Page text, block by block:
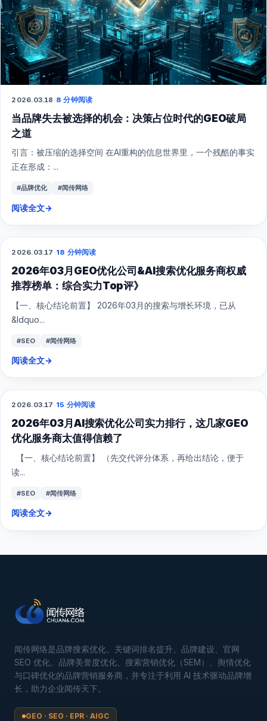
2026.03.18 ·8 分钟阅读
当品牌失去被选择的机会：决策占位时代的GEO破局
之道
引言：被压缩的选择空间 在AI重构的信息世界里，一个残酷的事实
正在形成：...
#品牌优化 #闻传网络
阅读全文→
GEO
2026.03.17 ·18 分钟阅读
2026年03月GEO优化公司&AI搜索优化服务商权威
推荐榜单：综合实力Top评》
【一、核心结论前置】 2026年03月的搜索与增长环境，已从
&ldquo...
#SEO #闻传网络
阅读全文→
GEO
2026.03.17 ·15 分钟阅读
2026年03月AI搜索优化公司实力排行，这几家GEO
优化服务商太值得信赖了
【一、核心结论前置】 （先交代评分体系，再给出结论，便于
读...
#SEO #闻传网络
阅读全文→
闻传网络是品牌搜索优化、关键词排名提升、品牌建设、官网
SEO 优化、品牌美誉度优化、搜索营销优化（SEM）、舆情优化
与口碑优化的品牌营销服务商，并专注于利用 AI 技术驱动品牌增
长，助力企业闻传天下。
GEO · SEO · EPR · AIGC